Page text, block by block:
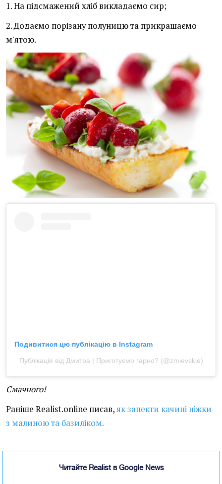
1. На підсмажений хліб викладаємо сир;
2. Додаємо порізану полуницю та прикрашаємо
м'ятою.
Подивитися цю публікацію в Instagram
Публікація від Дмитра | Приготуємо гарно? (@zmievskie)
Смачного!
Раніше Realist.online писав,як запекти качині ніжки
з малиною та базиліком.
Читайте Realist в Google News